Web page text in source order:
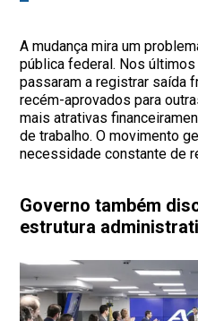
A mudança mira um
pública federal. Nos
passaram a registrar saída
recém-aprovados para
mais atrativas
de trabalho. O movimento
necessidade constante de
Governo também
estrutura